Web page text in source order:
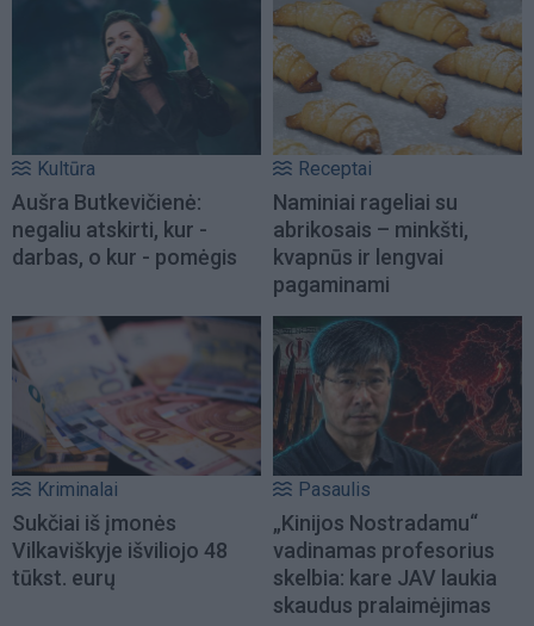
Kultūra
Aušra Butkevičienė:
negaliu atskirti, kur -
darbas, o kur - pomėgis
Receptai
Naminiai rageliai su
abrikosais – minkšti,
kvapnūs ir lengvai
pagaminami
Kriminalai
Sukčiai iš įmonės
Vilkaviškyje išviliojo 48
tūkst. eurų
Pasaulis
„Kinijos Nostradamu“
vadinamas profesorius
skelbia: kare JAV laukia
skaudus pralaimėjimas